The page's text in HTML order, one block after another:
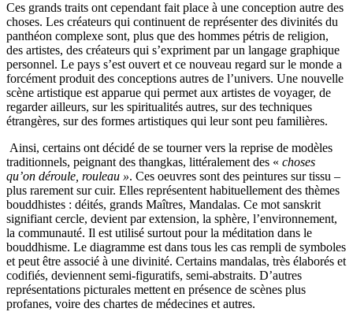
Ces grands traits ont cependant fait place à une conception autre des
choses. Les créateurs qui continuent de représenter des divinités du
panthéon complexe sont, plus que des hommes pétris de religion,
des artistes, des créateurs qui s’expriment par un langage graphique
personnel. Le pays s’est ouvert et ce nouveau regard sur le monde a
forcément produit des conceptions autres de l’univers. Une nouvelle
scène artistique est apparue qui permet aux artistes de voyager, de
regarder ailleurs, sur les spiritualités autres, sur des techniques
étrangères, sur des formes artistiques qui leur sont peu familières.
Ainsi, certains ont décidé de se tourner vers la reprise de modèles
traditionnels, peignant des thangkas, littéralement des « choses
qu’on déroule, rouleau ». Ces oeuvres sont des peintures sur tissu –
plus rarement sur cuir. Elles représentent habituellement des thèmes
bouddhistes : déités, grands Maîtres, Mandalas. Ce mot sanskrit
signifiant cercle, devient par extension, la sphère, l’environnement,
la communauté. Il est utilisé surtout pour la méditation dans le
bouddhisme. Le diagramme est dans tous les cas rempli de symboles
et peut être associé à une divinité. Certains mandalas, très élaborés et
codifiés, deviennent semi-figuratifs, semi-abstraits. D’autres
représentations picturales mettent en présence de scènes plus
profanes, voire des chartes de médecines et autres.